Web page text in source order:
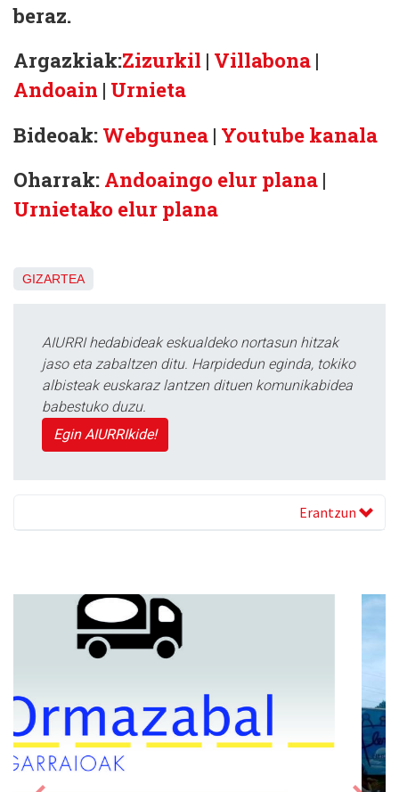
beraz.
Argazkiak:Zizurkil | Villabona |
Andoain | Urnieta
Bideoak: Webgunea | Youtube kanala
Oharrak: Andoaingo elur plana |
Urnietako elur plana
GIZARTEA
AIURRI hedabideak eskualdeko nortasun hitzak
jaso eta zabaltzen ditu. Harpidedun eginda, tokiko
albisteak euskaraz lantzen dituen komunikabidea
babestuko duzu.
Egin AIURRIkide!
Erantzun